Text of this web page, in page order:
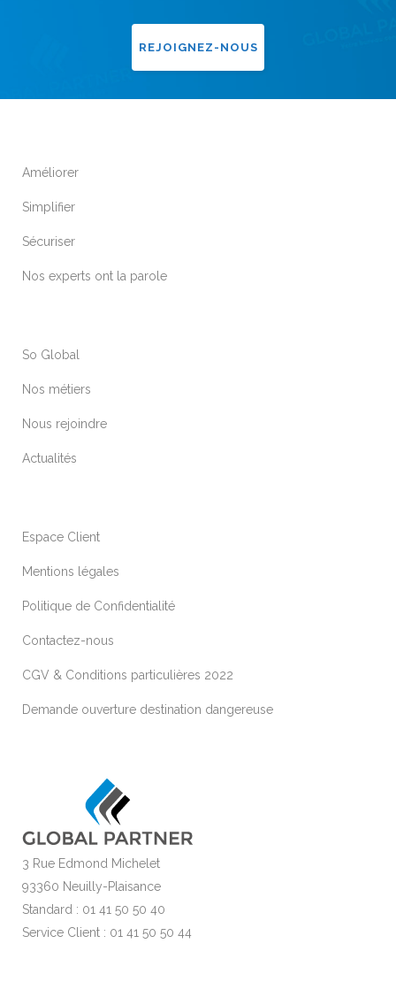
REJOIGNEZ-NOUS
Améliorer
Simplifier
Sécuriser
Nos experts ont la parole
So Global
Nos métiers
Nous rejoindre
Actualités
Espace Client
Mentions légales
Politique de Confidentialité
Contactez-nous
CGV & Conditions particulières 2022
Demande ouverture destination dangereuse
3 Rue Edmond Michelet
93360 Neuilly-Plaisance
Standard : 01 41 50 50 40
Service Client : 01 41 50 50 44